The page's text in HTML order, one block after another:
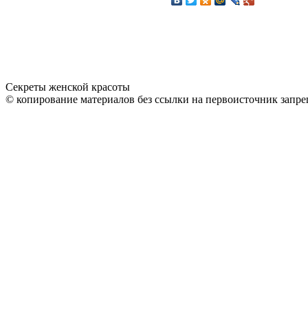
Секреты женской красоты
© копирование материалов без ссылки на первоисточник